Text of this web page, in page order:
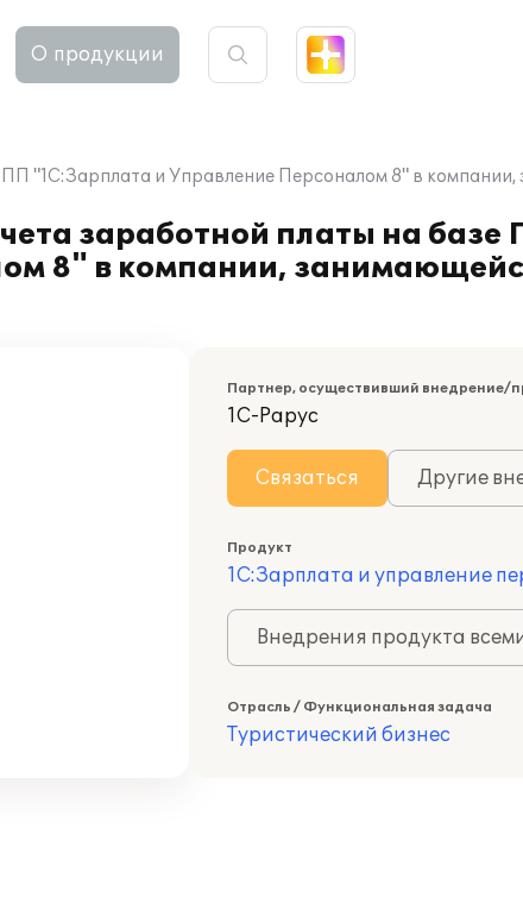
О продукции
"1С:Зарплата и Управление Персоналом 8" в
заработной платы на базе
8" в компании,
Партнер, осуществивший внедрение/
1С-Рарус
Связаться Другие
Продукт
1С:Зарплата и управление
Внедрения продукта
Отрасль / Функциональная задача
Туристический бизнес